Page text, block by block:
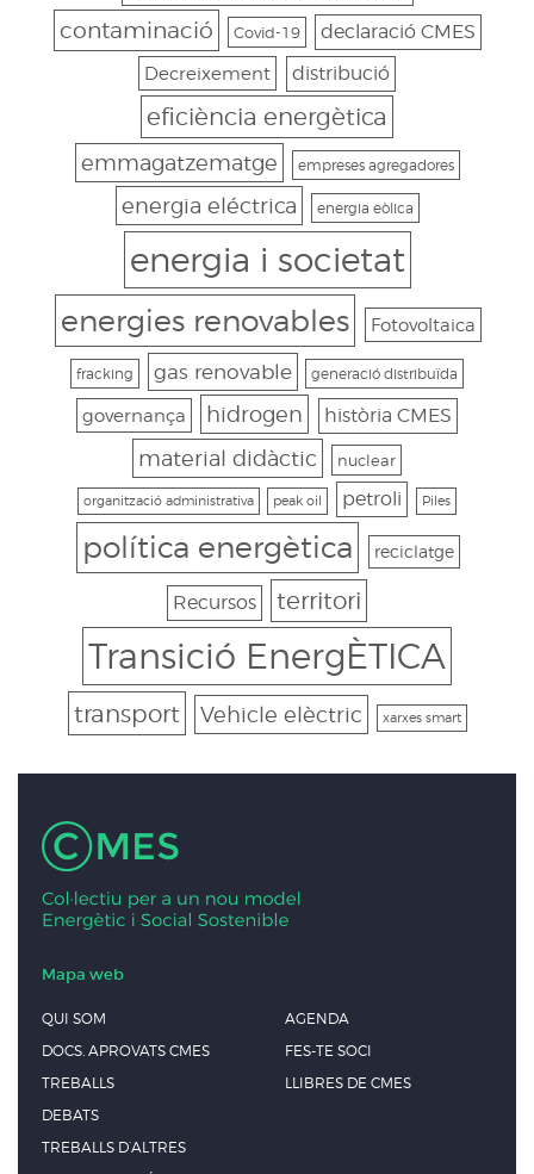
contaminació Covid-19
declaració CMES
Decreixement
distribució
eficiència energètica
emmagatzematge empreses agregadores
energia eléctrica energia eòlica
energia i societat
energies renovables Fotovoltaica
fracking gas renovable generació distribuïda
governança hidrogen història CMES
material didàctic nuclear
organització administrativa peak oil petroli Piles
política energètica reciclatge
Recursos territori
Transició EnergÈTICA
transport Vehicle elèctric xarxes smart
Mapa web
QUI SOM
DOCS. APROVATS CMES
TREBALLS
DEBATS
TREBALLS D’ALTRES
AGENDA
FES-TE SOCI
LLIBRES DE CMES